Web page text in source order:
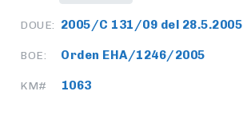
DOUE: 2005/C 131/09 del 28.5.2005
BOE: Orden EHA/1246/2005
KM# 1063